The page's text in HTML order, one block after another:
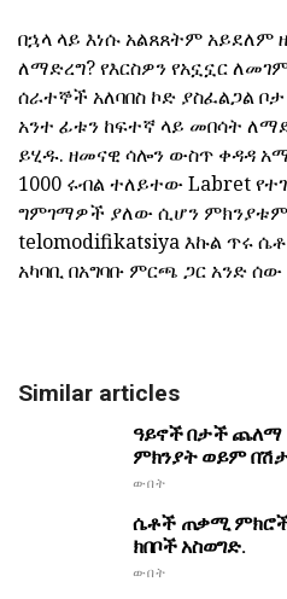
በኋላ ላይ እነሱ አልጸጸትም አይደለም
ለማድረግ? የእርስዎን የአኗኗር
ሰራተኞች አለባበስ ኮድ ያስፈልጋል
አንተ ፊቱን ከፍተኛ ላይ መበሳት
ይሂዱ. ዘመናዊ ሳሎን ውስጥ ቀዳዳ
1000 ሩብል ተለይተው Labret
ግምገማዎች ያለው ሲሆን
telomodifikatsiya እኩል ጥሩ
አካባቢ በአግባቡ ምርጫ ጋር አንድ
Similar articles
ዓይኖች በታች ጨለማ
ምክንያት ወይም
ውበት
ሴቶች ጠቃሚ
ክበቦች አስወግድ.
ውበት